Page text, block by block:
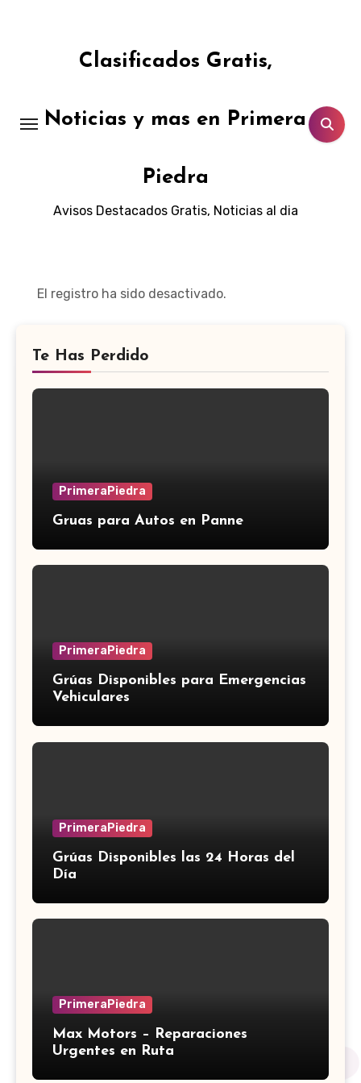
Clasificados Gratis,
Noticias y mas en Primera
Piedra
Avisos Destacados Gratis, Noticias al dia
El registro ha sido desactivado.
Te Has Perdido
PrimeraPiedra
Gruas para Autos en Panne
PrimeraPiedra
Grúas Disponibles para Emergencias
Vehiculares
PrimeraPiedra
Grúas Disponibles las 24 Horas del
Día
PrimeraPiedra
Max Motors – Reparaciones
Urgentes en Ruta